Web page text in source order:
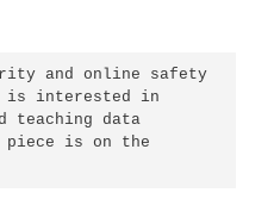
and online safety
is interested in
teaching data
is on the